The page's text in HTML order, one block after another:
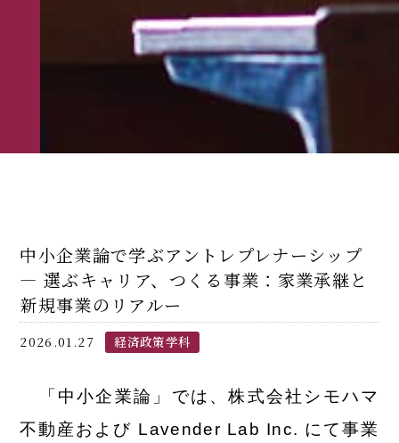
中小企業論で学ぶアントレプレナーシップ
― 選ぶキャリア、つくる事業：家業承継と
新規事業のリアルー
2026.01.27 経済政策学科
「中小企業論」では、株式会社シモハマ
不動産および Lavender Lab Inc. にて事業